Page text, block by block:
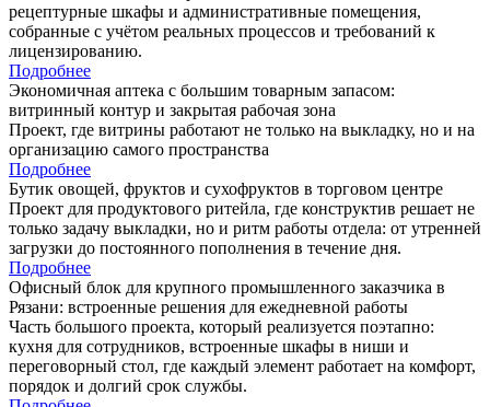
рецептурные шкафы и административные помещения,
собранные с учётом реальных процессов и требований к
лицензированию.
Подробнее
Экономичная аптека с большим товарным запасом:
витринный контур и закрытая рабочая зона
Проект, где витрины работают не только на выкладку, но и на
организацию самого пространства
Подробнее
Бутик овощей, фруктов и сухофруктов в торговом центре
Проект для продуктового ритейла, где конструктив решает не
только задачу выкладки, но и ритм работы отдела: от утренней
загрузки до постоянного пополнения в течение дня.
Подробнее
Офисный блок для крупного промышленного заказчика в
Рязани: встроенные решения для ежедневной работы
Часть большого проекта, который реализуется поэтапно:
кухня для сотрудников, встроенные шкафы в ниши и
переговорный стол, где каждый элемент работает на комфорт,
порядок и долгий срок службы.